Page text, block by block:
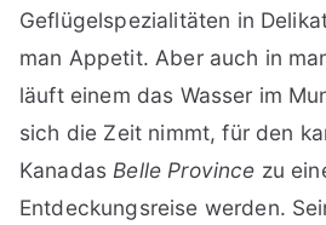
Geflügelspezialitäten in
man Appetit. Aber auch in
läuft einem das Wasser im
sich die Zeit nimmt, für den
Kanadas Belle Province zu
Entdeckungsreise werden.